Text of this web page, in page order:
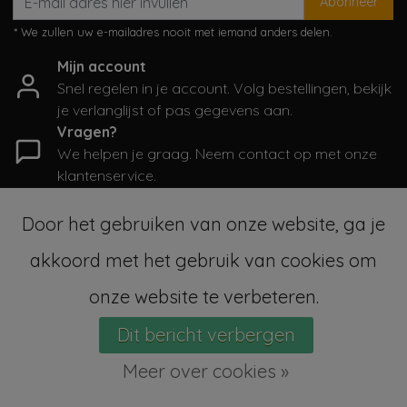
* We zullen uw e-mailadres nooit met iemand anders delen.
Mijn account
Snel regelen in je account. Volg bestellingen, bekijk
je verlanglijst of pas gegevens aan.
Vragen?
We helpen je graag. Neem contact op met onze
klantenservice.
Informatie
Categorieën
© Copyright 2026 - SampleSale4Kids | RealisatieInStijl Media
Algemene voorwaarden|RSS Feed
Door het gebruiken van onze website, ga je
akkoord met het gebruik van cookies om
onze website te verbeteren.
Dit bericht verbergen
Meer over cookies »